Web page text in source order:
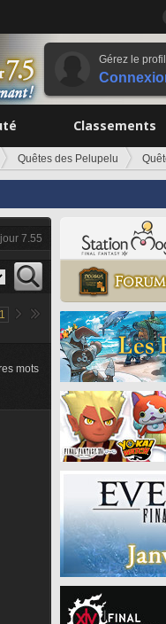
Gérez le
Classements
Quêtes des Pelupelu
7.55
1
mots